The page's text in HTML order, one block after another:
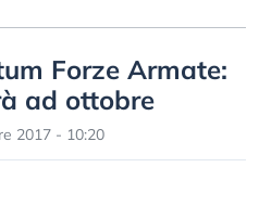
Forze Armate:
ad ottobre
2017 - 10:20